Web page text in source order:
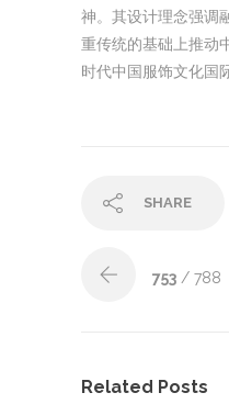
神。其设计理念强调
重传统的基础上推动
时代中国服饰文化国
SHARE
753 / 788
Related Posts